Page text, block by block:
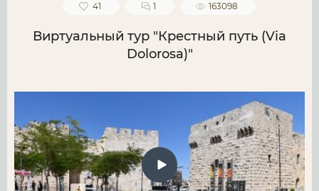
41 1 163098
Виртуальный тур "Крестный путь (Via
Dolorosa)"